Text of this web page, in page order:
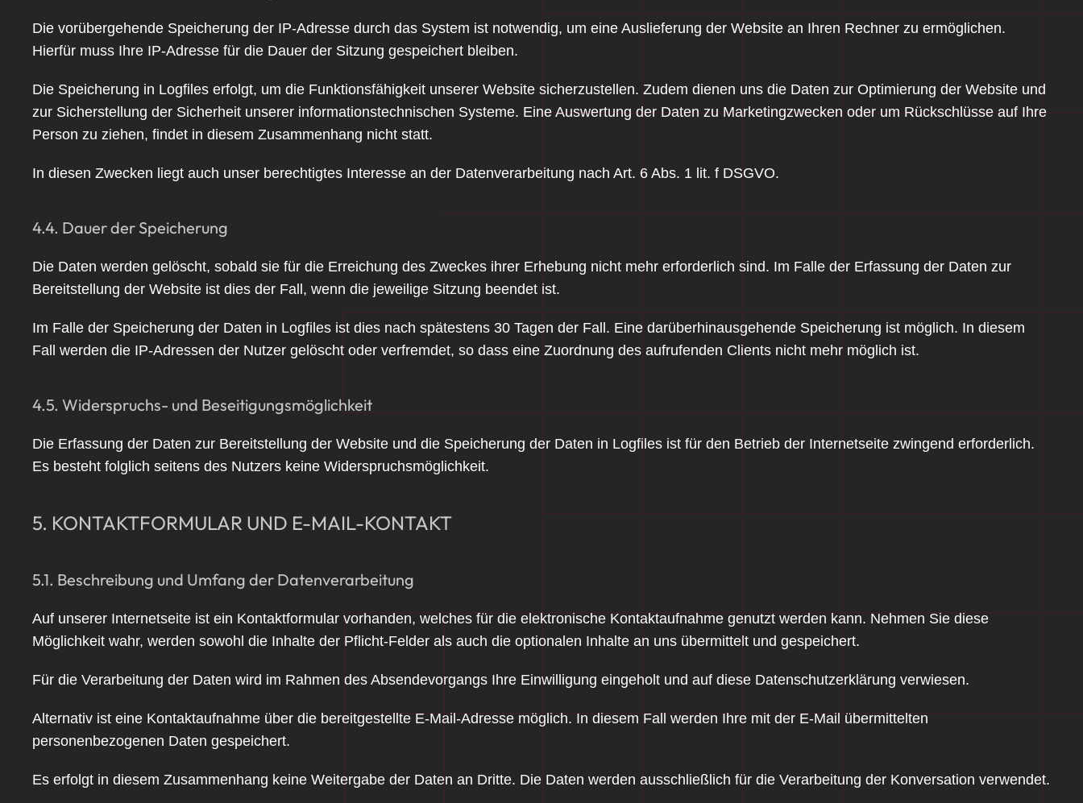
Die vorübergehende Speicherung der IP-Adresse durch das System ist notwendig, um eine Auslieferung der Website an Ihren Rechner zu ermöglichen.
Hierfür muss Ihre IP-Adresse für die Dauer der Sitzung gespeichert bleiben.
Die Speicherung in Logfiles erfolgt, um die Funktionsfähigkeit unserer Website sicherzustellen. Zudem dienen uns die Daten zur Optimierung der Website und
zur Sicherstellung der Sicherheit unserer informationstechnischen Systeme. Eine Auswertung der Daten zu Marketingzwecken oder um Rückschlüsse auf Ihre
Person zu ziehen, findet in diesem Zusammenhang nicht statt.
In diesen Zwecken liegt auch unser berechtigtes Interesse an der Datenverarbeitung nach Art. 6 Abs. 1 lit. f DSGVO.
4.4. Dauer der Speicherung
Die Daten werden gelöscht, sobald sie für die Erreichung des Zweckes ihrer Erhebung nicht mehr erforderlich sind. Im Falle der Erfassung der Daten zur
Bereitstellung der Website ist dies der Fall, wenn die jeweilige Sitzung beendet ist.
Im Falle der Speicherung der Daten in Logfiles ist dies nach spätestens 30 Tagen der Fall. Eine darüberhinausgehende Speicherung ist möglich. In diesem
Fall werden die IP-Adressen der Nutzer gelöscht oder verfremdet, so dass eine Zuordnung des aufrufenden Clients nicht mehr möglich ist.
4.5. Widerspruchs- und Beseitigungsmöglichkeit
Die Erfassung der Daten zur Bereitstellung der Website und die Speicherung der Daten in Logfiles ist für den Betrieb der Internetseite zwingend erforderlich.
Es besteht folglich seitens des Nutzers keine Widerspruchsmöglichkeit.
5. KONTAKTFORMULAR UND E-MAIL-KONTAKT
5.1. Beschreibung und Umfang der Datenverarbeitung
Auf unserer Internetseite ist ein Kontaktformular vorhanden, welches für die elektronische Kontaktaufnahme genutzt werden kann. Nehmen Sie diese
Möglichkeit wahr, werden sowohl die Inhalte der Pflicht-Felder als auch die optionalen Inhalte an uns übermittelt und gespeichert.
Für die Verarbeitung der Daten wird im Rahmen des Absendevorgangs Ihre Einwilligung eingeholt und auf diese Datenschutzerklärung verwiesen.
Alternativ ist eine Kontaktaufnahme über die bereitgestellte E-Mail-Adresse möglich. In diesem Fall werden Ihre mit der E-Mail übermittelten
personenbezogenen Daten gespeichert.
Es erfolgt in diesem Zusammenhang keine Weitergabe der Daten an Dritte. Die Daten werden ausschließlich für die Verarbeitung der Konversation verwendet.